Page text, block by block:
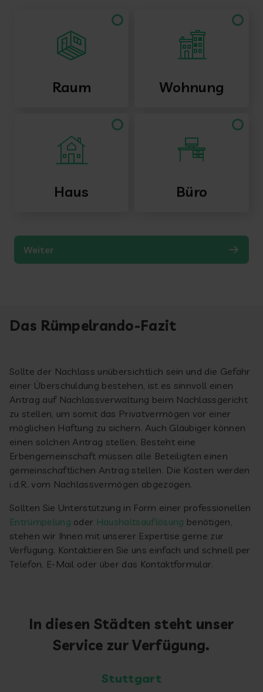
Das Rümpelrando-Fazit
Sollte der Nachlass unübersichtlich sein und die Gefahr
einer Überschuldung bestehen, ist es sinnvoll einen
Antrag auf Nachlassverwaltung beim Nachlassgericht
zu stellen, um somit das Privatvermögen vor einer
möglichen Haftung zu sichern. Auch Gläubiger können
einen solchen Antrag stellen. Besteht eine
Erbengemeinschaft müssen alle Beteiligten einen
gemeinschaftlichen Antrag stellen. Die Kosten werden
i.d.R. vom Nachlassvermögen abgezogen.
Sollten Sie Unterstützung in Form einer professionellen
Entrümpelung oder Haushaltsauflösung benötigen,
stehen wir Ihnen mit unserer Expertise gerne zur
Verfügung. Kontaktieren Sie uns einfach und schnell per
Telefon, E-Mail oder über das Kontaktformular.
In diesen Städten steht unser
Service zur Verfügung.
Stuttgart